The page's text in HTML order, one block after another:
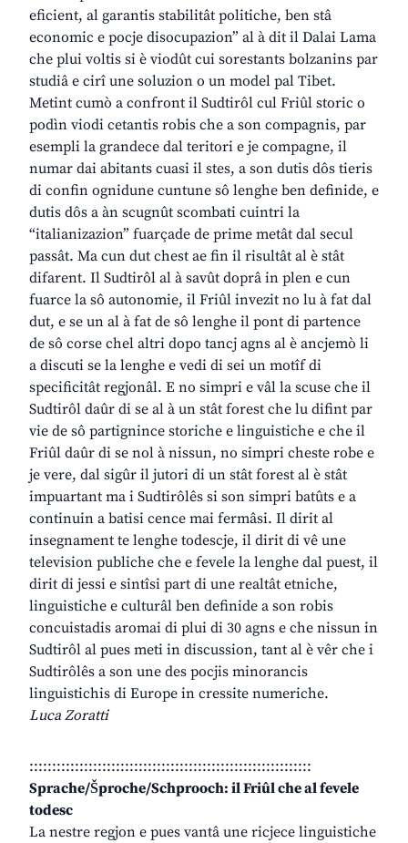
eficient, al garantis stabilitât politiche, ben stâ
economic e pocje disocupazion” al à dit il Dalai Lama
che plui voltis si è viodût cui sorestants bolzanins par
studiâ e cirî une soluzion o un model pal Tibet.
Metint cumò a confront il Sudtirôl cul Friûl storic o
podìn viodi cetantis robis che a son compagnis, par
esempli la grandece dal teritori e je compagne, il
numar dai abitants cuasi il stes, a son dutis dôs tieris
di confin ognidune cuntune sô lenghe ben definide, e
dutis dôs a àn scugnût scombati cuintri la
“italianizazion” fuarçade de prime metât dal secul
passât. Ma cun dut chest ae fin il risultât al è stât
difarent. Il Sudtirôl al à savût doprâ in plen e cun
fuarce la sô autonomie, il Friûl invezit no lu à fat dal
dut, e se un al à fat de sô lenghe il pont di partence
de sô corse chel altri dopo tancj agns al è ancjemò li
a discuti se la lenghe e vedi di sei un motîf di
specificitât regjonâl. E no simpri e vâl la scuse che il
Sudtirôl daûr di se al à un stât forest che lu difint par
vie de sô partignince storiche e linguistiche e che il
Friûl daûr di se nol à nissun, no simpri cheste robe e
je vere, dal sigûr il jutori di un stât forest al è stât
impuartant ma i Sudtirôlês si son simpri batûts e a
continuin a batisi cence mai fermâsi. Il dirit al
insegnament te lenghe todescje, il dirit di vê une
television publiche che e fevele la lenghe dal puest, il
dirit di jessi e sintîsi part di une realtât etniche,
linguistiche e culturâl ben definide a son robis
concuistadis aromai di plui di 30 agns e che nissun in
Sudtirôl al pues meti in discussion, tant al è vêr che i
Sudtirôlês a son une des pocjis minorancis
linguistichis di Europe in cressite numeriche.
Luca Zoratti
::::::::::::::::::::::::::::::::::::::::::::::::::::::::::::::
Sprache/Šproche/Schprooch: il Friûl che al fevele
todesc
La nestre regjon e pues vantâ une ricjece linguistiche